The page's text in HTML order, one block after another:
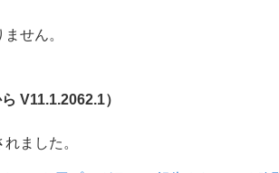
せん。
V11.1.2062.1）
ました。